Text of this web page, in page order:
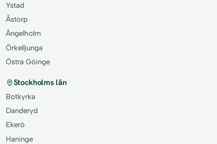
Ystad
Åstorp
Ängelholm
Örkelljunga
Östra Göinge
Stockholms län
Botkyrka
Danderyd
Ekerö
Haninge